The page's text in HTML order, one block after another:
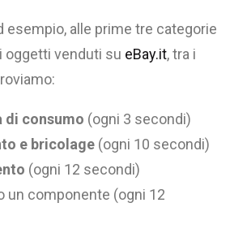
esempio, alle prime tre categorie
oggetti venduti su eBay.it, tra i
consumo (ogni 3 secondi)
e bricolage (ogni 10 secondi)
(ogni 12 secondi)
un componente (ogni 12